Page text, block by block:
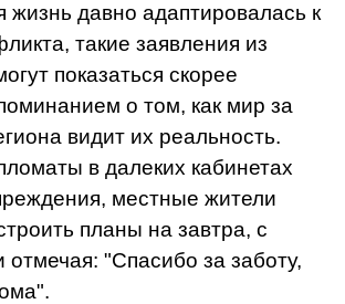
жизнь давно адаптировалась к
такие заявления из
показаться скорее
о том, как мир за
видит их реальность.
в далеких кабинетах
местные жители
планы на завтра, с
"Спасибо за заботу,